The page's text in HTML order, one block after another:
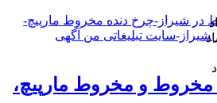
و مخروط مارپیچ،